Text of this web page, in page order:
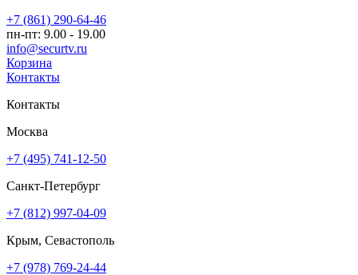
+7 (861) 290-64-46
пн-пт: 9.00 - 19.00
info@securtv.ru
Корзина
Контакты
Контакты
Москва
+7 (495) 741-12-50
Санкт-Петербург
+7 (812) 997-04-09
Крым, Севастополь
+7 (978) 769-24-44